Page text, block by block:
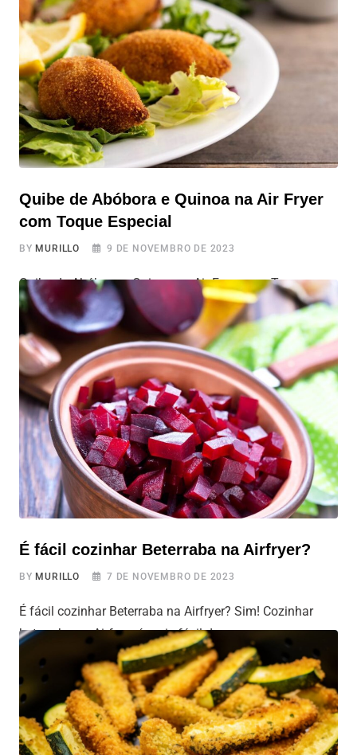
Tahine na Airfryer
Quibe de Abóbora e Quinoa na Air Fryer
com Toque Especial
BY MURILLO 9 DE NOVEMBRO DE 2023
Quibe de Abóbora e Quinoa na Air Fryer com Toque
Especial Apresentamos a vocês o Quibe de Abóbora e
Quinoa na Air Fryer, uma versão moderna e saudável do
famoso quibe, perfeita para quem busca opções
vegetarianas e veganas desse petisco. Nesta receita,
vamos unir o sabor da abóbora, os nutrientes da quinoa,
e um
É fácil cozinhar Beterraba na Airfryer?
BY MURILLO 7 DE NOVEMBRO DE 2023
É fácil cozinhar Beterraba na Airfryer? Sim! Cozinhar
beterraba na Airfryer é mais fácil do que parece e as
beterrabas ficam incrivelmente gostosas e saudáveis.
Vamos te mostrar como fazer isso sem complicação.
Prepare-se para experimentar uma beterraba crocante e
cheia de sabor, graças à praticidade da Airfryer. Vamos
lá! Você já viu nossas outras